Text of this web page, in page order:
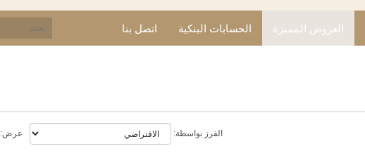
العروض المميزة الحسابات البنكية اتصل بنا
عرض: الفرز بواسطة: